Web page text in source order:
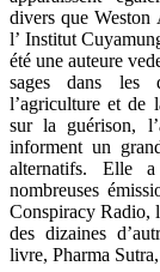
divers que
l’ Institut
été une auteure
sages dans les
l’agriculture et de
sur la guérison,
informent un
alternatifs. Elle
nombreuses
Conspiracy Radio,
des dizaines
livre, Pharma